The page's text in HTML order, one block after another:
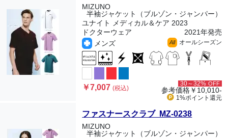
MIZUNO
半袖ジャケット（ブルゾン・ジャンパー）
ユナイト メディカル＆ケア 2023
ドクターウェア
2021年発売
メンズ
All オールシーズン
￥7,007(税込)
30～32% OFF
参考価格￥10,010-
1%ポイント 還元
ファスナースクラブ MZ-0238
MIZUNO
半袖ジャケット（ブルゾン・ジャンパー）